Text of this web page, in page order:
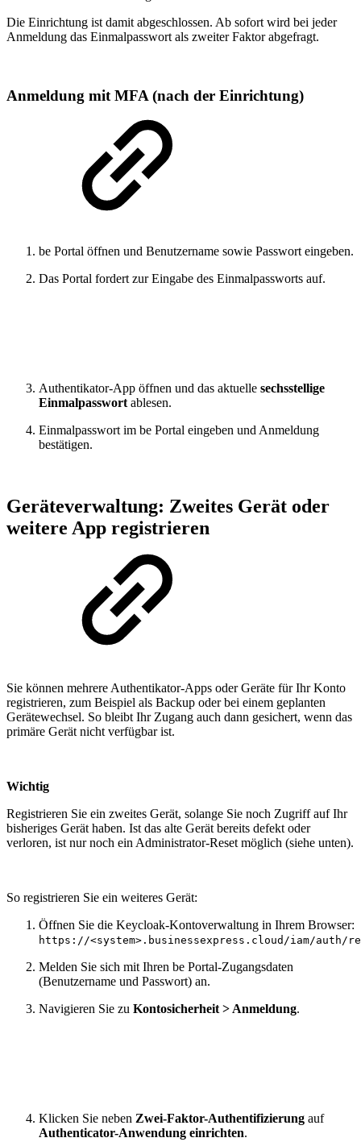
Die Einrichtung ist damit abgeschlossen. Ab sofort wird bei jeder
Anmeldung das Einmalpasswort als zweiter Faktor abgefragt.
Anmeldung mit MFA (nach der Einrichtung)
be Portal öffnen und Benutzername sowie Passwort eingeben.
Das Portal fordert zur Eingabe des Einmalpassworts auf.
Authentikator-App öffnen und das aktuelle sechsstellige
Einmalpasswort ablesen.
Einmalpasswort im be Portal eingeben und Anmeldung
bestätigen.
Geräteverwaltung: Zweites Gerät oder
weitere App registrieren
Sie können mehrere Authentikator-Apps oder Geräte für Ihr Konto
registrieren, zum Beispiel als Backup oder bei einem geplanten
Gerätewechsel. So bleibt Ihr Zugang auch dann gesichert, wenn das
primäre Gerät nicht verfügbar ist.
Wichtig
Registrieren Sie ein zweites Gerät, solange Sie noch Zugriff auf Ihr
bisheriges Gerät haben. Ist das alte Gerät bereits defekt oder
verloren, ist nur noch ein Administrator-Reset möglich (siehe unten).
So registrieren Sie ein weiteres Gerät:
Öffnen Sie die Keycloak-Kontoverwaltung in Ihrem Browser:
https://<system>.businessexpress.cloud/iam/auth/
Melden Sie sich mit Ihren be Portal-Zugangsdaten
(Benutzername und Passwort) an.
Navigieren Sie zu Kontosicherheit > Anmeldung.
Klicken Sie neben Zwei-Faktor-Authentifizierung auf
Authenticator-Anwendung einrichten.